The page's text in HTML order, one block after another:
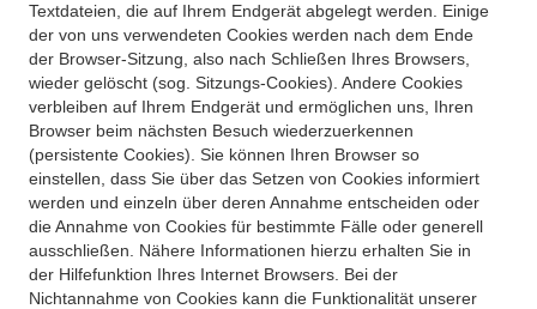
Textdateien, die auf Ihrem Endgerät abgelegt werden. Einige
der von uns verwendeten Cookies werden nach dem Ende
der Browser-Sitzung, also nach Schließen Ihres Browsers,
wieder gelöscht (sog. Sitzungs-Cookies). Andere Cookies
verbleiben auf Ihrem Endgerät und ermöglichen uns, Ihren
Browser beim nächsten Besuch wiederzuerkennen
(persistente Cookies). Sie können Ihren Browser so
einstellen, dass Sie über das Setzen von Cookies informiert
werden und einzeln über deren Annahme entscheiden oder
die Annahme von Cookies für bestimmte Fälle oder generell
ausschließen. Nähere Informationen hierzu erhalten Sie in
der Hilfefunktion Ihres Internet Browsers. Bei der
Nichtannahme von Cookies kann die Funktionalität unserer